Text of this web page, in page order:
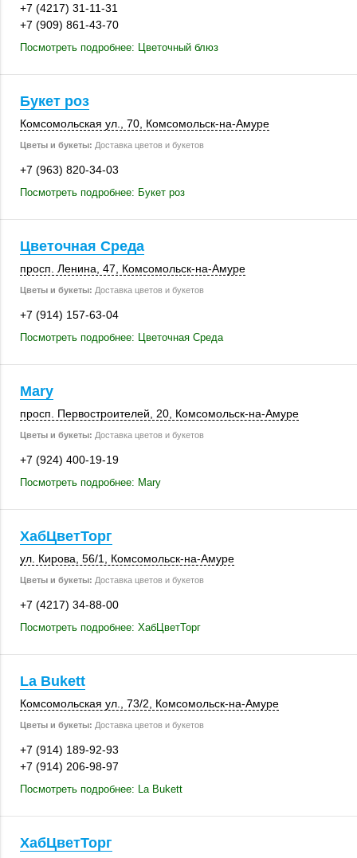
+7 (4217) 31-11-31
+7 (909) 861-43-70
Посмотреть подробнее: Цветочный блюз
Букет роз
Комсомольская ул., 70, Комсомольск-на-Амуре
Цветы и букеты: Доставка цветов и букетов
+7 (963) 820-34-03
Посмотреть подробнее: Букет роз
Цветочная Среда
просп. Ленина, 47 , Комсомольск-на-Амуре
Цветы и букеты: Доставка цветов и букетов
+7 (914) 157-63-04
Посмотреть подробнее: Цветочная Среда
Mary
просп. Первостроителей, 20, Комсомольск-на-Амуре
Цветы и букеты: Доставка цветов и букетов
+7 (924) 400-19-19
Посмотреть подробнее: Mary
ХабЦветТорг
ул. Кирова 56/1 , Комсомольск-на-Амуре
Цветы и букеты: Доставка цветов и букетов
+7 (4217) 34-88-00
Посмотреть подробнее: ХабЦветТорг
La Bukett
Комсомольская ул. 73/2 , Комсомольск-на-Амуре
Цветы и букеты: Доставка цветов и букетов
+7 (914) 189-92-93
+7 (914) 206-98-97
Посмотреть подробнее: La Bukett
ХабЦветТорг